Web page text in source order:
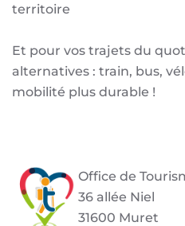
territoire
Et pour vos trajets du
alternatives : train, bus,
mobilité plus durable !
Office de
36 allée Niel
31600 Muret